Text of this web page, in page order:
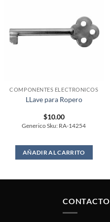
COMPONENTES ELECTRONICOS
LLave para Ropero
$10.00
Generico Sku: RA-14254
AÑADIR AL CARRITO
CONTACTO